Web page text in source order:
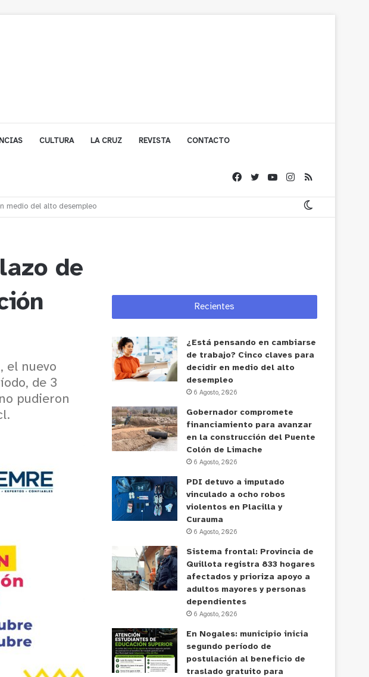
CULTURA LA CRUZ REVISTA CONTACTO
del Puente Colón de Limache
de
el nuevo
de 3
pudieron
Recientes
¿Está pensando en cambiarse
de trabajo? Cinco claves para
decidir en medio del alto
desempleo
6 Agosto, 2026
Gobernador compromete
financiamiento para avanzar
en la construcción del Puente
Colón de Limache
6 Agosto, 2026
PDI detuvo a imputado
vinculado a ocho robos
violentos en Placilla y
Curauma
6 Agosto, 2026
Sistema frontal: Provincia de
Quillota registra 833 hogares
afectados y prioriza apoyo a
adultos mayores y personas
dependientes
6 Agosto, 2026
En Nogales: municipio inicia
segundo período de
postulación al beneficio de
traslado gratuito para